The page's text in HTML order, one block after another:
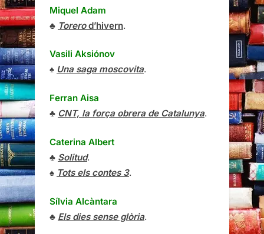
Miquel Adam
♣ Torerod’hivern.
Vasili Aksiónov
♠ Una saga moscovita.
Ferran Aisa
♣ CNT, la força obrera de Catalunya.
Caterina Albert
♣ Solitud.
♠ Tots els contes 3.
Sílvia Alcàntara
♣ Els dies sense glòria.